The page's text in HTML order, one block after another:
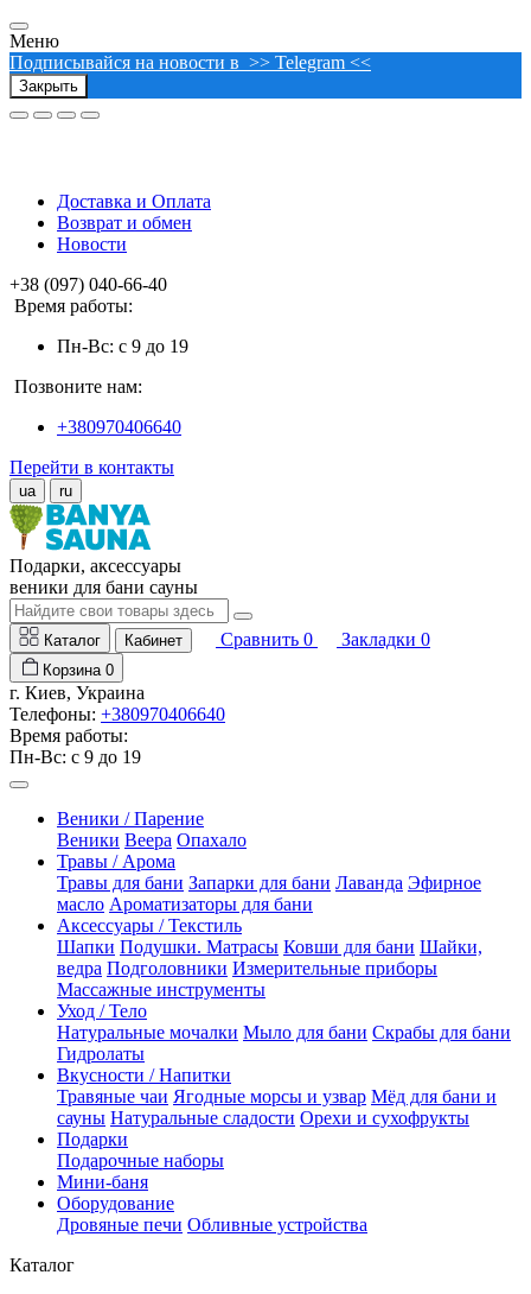
Меню
Подписывайся на новости в >> Telegram <<
Закрыть
Доставка и Оплата
Возврат и обмен
Новости
+38 (097) 040-66-40
Время работы:
Пн-Вс: с 9 до 19
Позвоните нам:
+380970406640
Перейти в контакты
ua ru
Подарки, аксессуары
веники для бани сауны
Каталог Кабинет Сравнить 0 Закладки 0
Корзина 0
г. Киев, Украина
Телефоны: +380970406640
Время работы:
Пн-Вс: с 9 до 19
Веники / Парение
Веники Веера Опахало
Травы / Арома
Травы для бани Запарки для бани Лаванда Эфирное
масло Ароматизаторы для бани
Аксессуары / Текстиль
Шапки Подушки. Матрасы Ковши для бани Шайки,
ведра Подголовники Измерительные приборы
Массажные инструменты
Уход / Тело
Натуральные мочалки Мыло для бани Скрабы для бани
Гидролаты
Вкусности / Напитки
Травяные чаи Ягодные морсы и узвар Мёд для бани и
сауны Натуральные сладости Орехи и сухофрукты
Подарки
Подарочные наборы
Мини-баня
Оборудование
Дровяные печи Обливные устройства
Каталог